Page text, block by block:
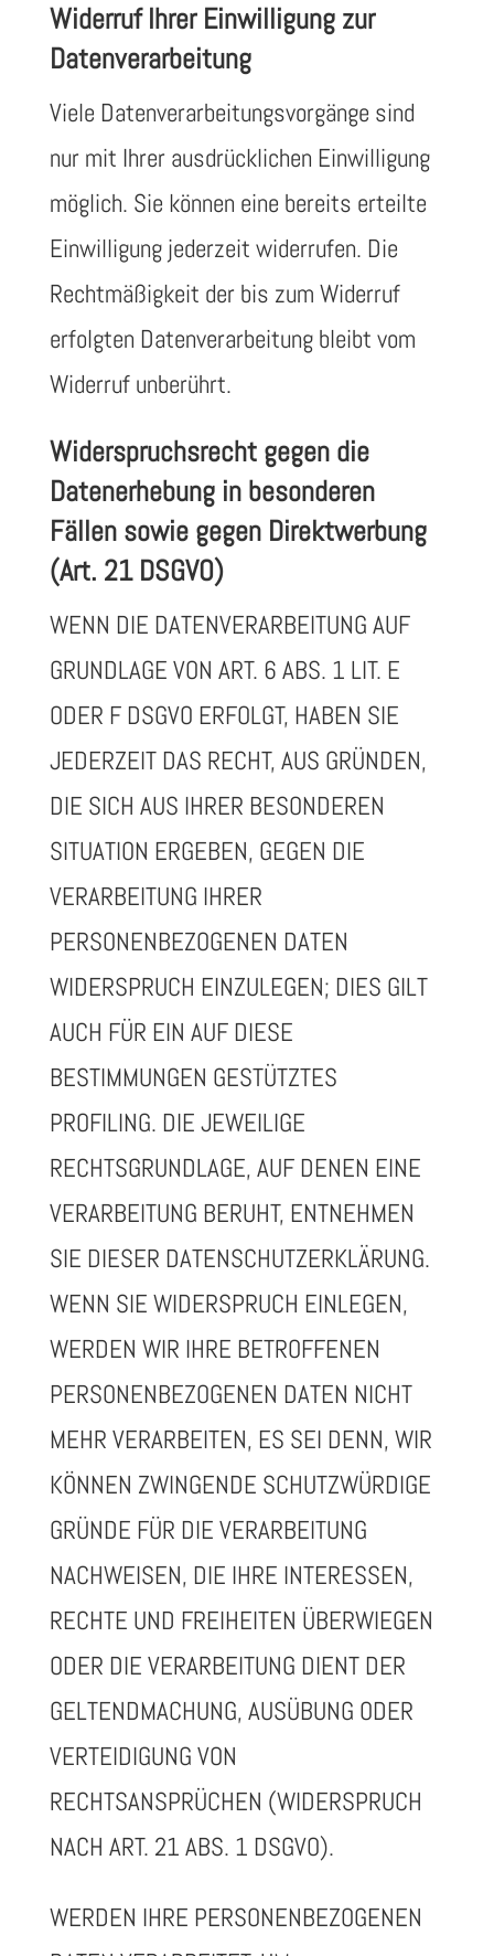
Widerruf Ihrer Einwilligung zur
Datenverarbeitung
Viele Datenverarbeitungsvorgänge sind
nur mit Ihrer ausdrücklichen Einwilligung
möglich. Sie können eine bereits erteilte
Einwilligung jederzeit widerrufen. Die
Rechtmäßigkeit der bis zum Widerruf
erfolgten Datenverarbeitung bleibt vom
Widerruf unberührt.
Widerspruchsrecht gegen die
Datenerhebung in besonderen
Fällen sowie gegen Direktwerbung
(Art. 21 DSGVO)
WENN DIE DATENVERARBEITUNG AUF
GRUNDLAGE VON ART. 6 ABS. 1 LIT. E
ODER F DSGVO ERFOLGT, HABEN SIE
JEDERZEIT DAS RECHT, AUS GRÜNDEN,
DIE SICH AUS IHRER BESONDEREN
SITUATION ERGEBEN, GEGEN DIE
VERARBEITUNG IHRER
PERSONENBEZOGENEN DATEN
WIDERSPRUCH EINZULEGEN; DIES GILT
AUCH FÜR EIN AUF DIESE
BESTIMMUNGEN GESTÜTZTES
PROFILING. DIE JEWEILIGE
RECHTSGRUNDLAGE, AUF DENEN EINE
VERARBEITUNG BERUHT, ENTNEHMEN
SIE DIESER DATENSCHUTZERKLÄRUNG.
WENN SIE WIDERSPRUCH EINLEGEN,
WERDEN WIR IHRE BETROFFENEN
PERSONENBEZOGENEN DATEN NICHT
MEHR VERARBEITEN, ES SEI DENN, WIR
KÖNNEN ZWINGENDE SCHUTZWÜRDIGE
GRÜNDE FÜR DIE VERARBEITUNG
NACHWEISEN, DIE IHRE INTERESSEN,
RECHTE UND FREIHEITEN ÜBERWIEGEN
ODER DIE VERARBEITUNG DIENT DER
GELTENDMACHUNG, AUSÜBUNG ODER
VERTEIDIGUNG VON
RECHTSANSPRÜCHEN (WIDERSPRUCH
NACH ART. 21 ABS. 1 DSGVO).
WERDEN IHRE PERSONENBEZOGENEN